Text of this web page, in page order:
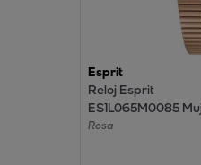
Esprit
Reloj Esprit
ES1L065M0085
Analogico Cuarzo
Rosa